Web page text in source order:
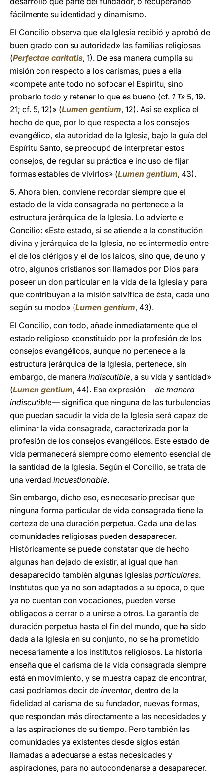
fácilmente su identidad y dinamismo.
El Concilio observa que «la Iglesia recibió y aprobó de
buen grado con su autoridad» las familias religiosas
(Perfectae caritatis, 1). De esa manera cumplía su
misión con respecto a los carismas, pues a ella
«compete ante todo no sofocar el Espíritu, sino
probarlo todo y retener lo que es bueno (cf. 1 Ts 5, 19.
21; cf. 5, 12)» (Lumen gentium, 12). Así se explica el
hecho de que, por lo que respecta a los consejos
evangélico, «la autoridad de la Iglesia, bajo la guía del
Espíritu Santo, se preocupó de interpretar estos
consejos, de regular su práctica e incluso de fijar
formas estables de vivirlos» (Lumen gentium, 43).
5. Ahora bien, conviene recordar siempre que el
estado de la vida consagrada no pertenece a la
estructura jerárquica de la Iglesia. Lo advierte el
Concilio: «Este estado, si se atiende a la constitución
divina y jerárquica de la Iglesia, no es intermedio entre
el de los clérigos y el de los laicos, sino que, de uno y
otro, algunos cristianos son llamados por Dios para
poseer un don particular en la vida de la Iglesia y para
que contribuyan a la misión salvífica de ésta, cada uno
según su modo» (Lumen gentium, 43).
El Concilio, con todo, añade inmediatamente que el
estado religioso «constituido por la profesión de los
consejos evangélicos, aunque no pertenece a la
estructura jerárquica de la Iglesia, pertenece, sin
embargo, de manera indiscutible, a su vida y santidad»
(Lumen gentium, 44). Esa expresión ―de manera
indiscutible― significa que ninguna de las turbulencias
que puedan sacudir la vida de la Iglesia será capaz de
eliminar la vida consagrada, caracterizada por la
profesión de los consejos evangélicos. Este estado de
vida permanecerá siempre como elemento esencial de
la santidad de la Iglesia. Según el Concilio, se trata de
una verdad incuestionable.
Sin embargo, dicho eso, es necesario precisar que
ninguna forma particular de vida consagrada tiene la
certeza de una duración perpetua. Cada una de las
comunidades religiosas pueden desaparecer.
Históricamente se puede constatar que de hecho
algunas han dejado de existir, al igual que han
desaparecido también algunas Iglesias particulares.
Institutos que ya no son adaptados a su época, o que
ya no cuentan con vocaciones, pueden verse
obligados a cerrar o a unirse a otros. La garantía de
duración perpetua hasta el fin del mundo, que ha sido
dada a la Iglesia en su conjunto, no se ha prometido
necesariamente a los institutos religiosos. La historia
enseña que el carisma de la vida consagrada siempre
está en movimiento, y se muestra capaz de encontrar,
casi podríamos decir de inventar, dentro de la
fidelidad al carisma de su fundador, nuevas formas,
que respondan más directamente a las necesidades y
a las aspiraciones de su tiempo. Pero también las
comunidades ya existentes desde siglos están
llamadas a adecuarse a estas necesidades y
aspiraciones, para no autocondenarse a desaparecer.